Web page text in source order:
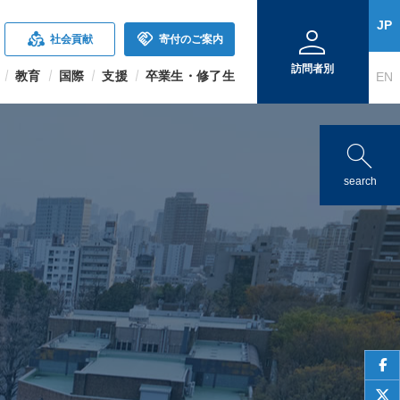
search
search
diversity_2 社会貢献 handshake 寄付のご案内
教育 国際 支援 卒業生・修了生
person
訪問者別
JP
EN